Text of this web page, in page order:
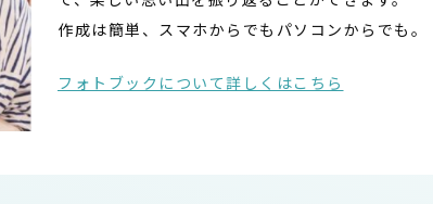
作成は簡単、スマホからでもパソコンからでも。
フォトブックについて詳しくはこちら